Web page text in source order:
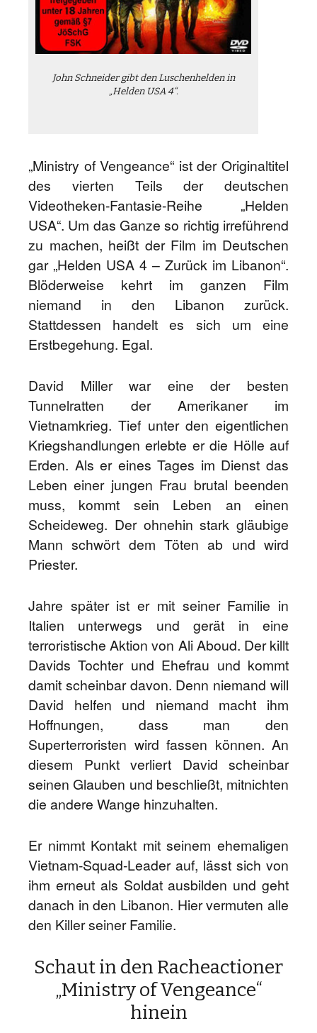
John Schneider gibt den Luschenhelden in
„Helden USA 4“.
„Ministry of Vengeance“ ist der Originaltitel
des vierten Teils der deutschen
Videotheken-Fantasie-Reihe „Helden
USA“. Um das Ganze so richtig irreführend
zu machen, heißt der Film im Deutschen
gar „Helden USA 4 – Zurück im Libanon“.
Blöderweise kehrt im ganzen Film
niemand in den Libanon zurück.
Stattdessen handelt es sich um eine
Erstbegehung. Egal.
David Miller war eine der besten
Tunnelratten der Amerikaner im
Vietnamkrieg. Tief unter den eigentlichen
Kriegshandlungen erlebte er die Hölle auf
Erden. Als er eines Tages im Dienst das
Leben einer jungen Frau brutal beenden
muss, kommt sein Leben an einen
Scheideweg. Der ohnehin stark gläubige
Mann schwört dem Töten ab und wird
Priester.
Jahre später ist er mit seiner Familie in
Italien unterwegs und gerät in eine
terroristische Aktion von Ali Aboud. Der killt
Davids Tochter und Ehefrau und kommt
damit scheinbar davon. Denn niemand will
David helfen und niemand macht ihm
Hoffnungen, dass man den
Superterroristen wird fassen können. An
diesem Punkt verliert David scheinbar
seinen Glauben und beschließt, mitnichten
die andere Wange hinzuhalten.
Er nimmt Kontakt mit seinem ehemaligen
Vietnam-Squad-Leader auf, lässt sich von
ihm erneut als Soldat ausbilden und geht
danach in den Libanon. Hier vermuten alle
den Killer seiner Familie.
Schaut in den Racheactioner
„Ministry of Vengeance“
hinein